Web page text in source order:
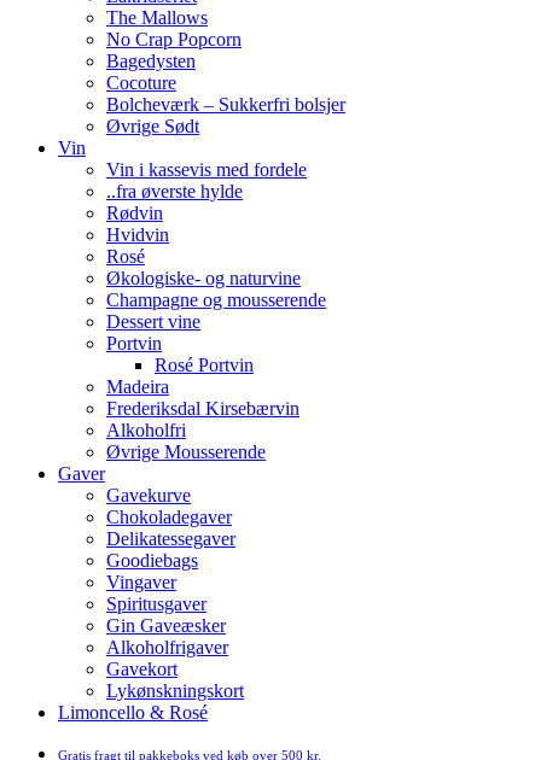
The Mallows
No Crap Popcorn
Bagedysten
Cocoture
Bolcheværk – Sukkerfri bolsjer
Øvrige Sødt
Vin
Vin i kassevis med fordele
..fra øverste hylde
Rødvin
Hvidvin
Rosé
Økologiske- og naturvine
Champagne og mousserende
Dessert vine
Portvin
Rosé Portvin
Madeira
Frederiksdal Kirsebærvin
Alkoholfri
Øvrige Mousserende
Gaver
Gavekurve
Chokoladegaver
Delikatessegaver
Goodiebags
Vingaver
Spiritusgaver
Gin Gaveæsker
Alkoholfrigaver
Gavekort
Lykønskningskort
Limoncello & Rosé
Gratis fragt til pakkeboks ved køb over 500 kr.